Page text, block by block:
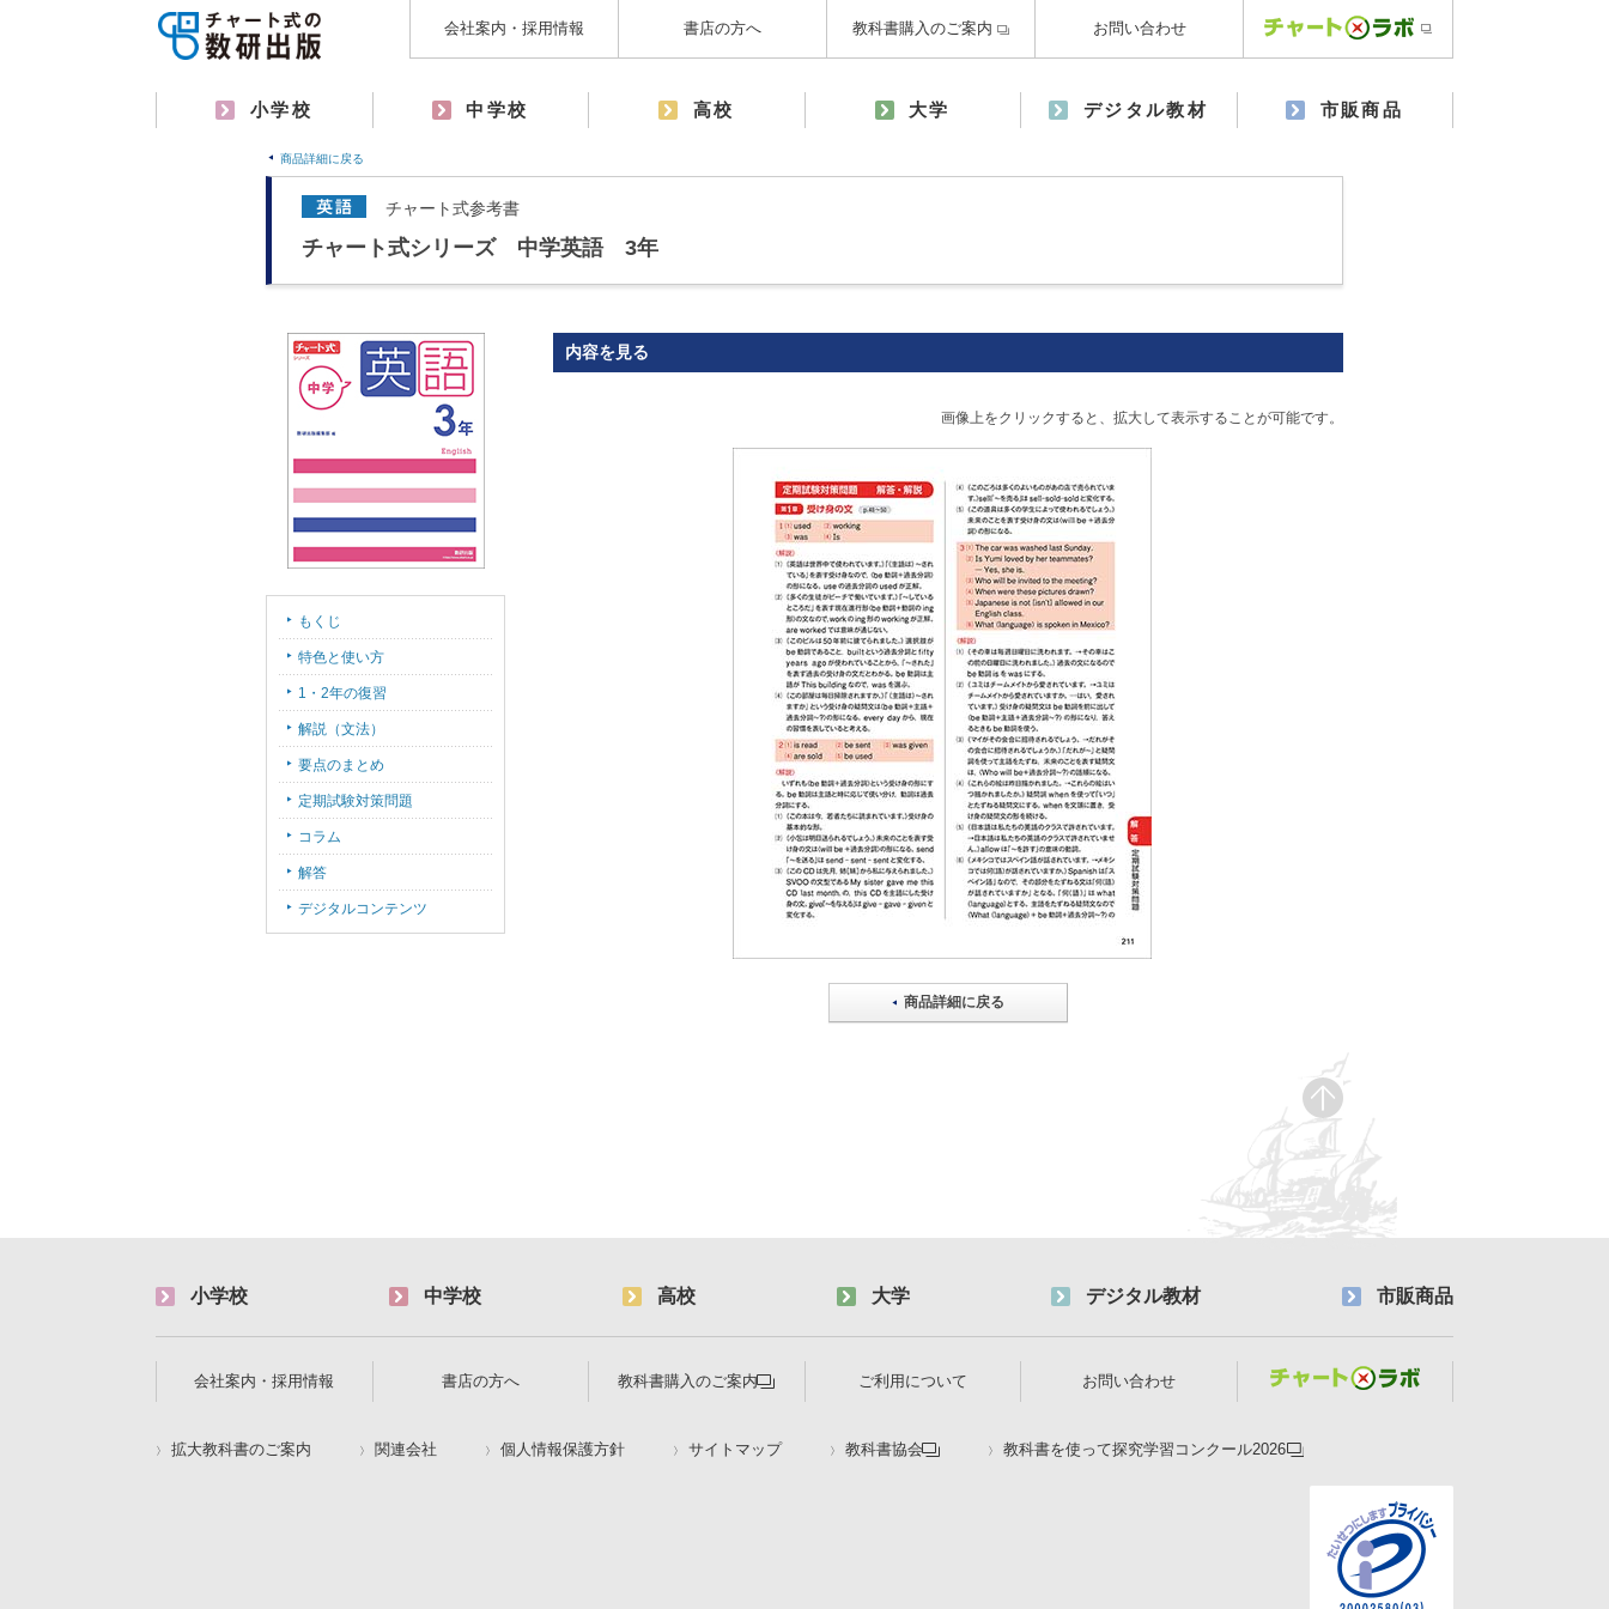
会社案内・採用情報 書店の方へ 教科書購入のご案内 お問い合わせ
小学校 中学校 高校 大学 デジタル教材 市販商品
商品詳細に戻る
チャート式参考書
チャート式シリーズ 中学英語 3年
内容を見る
画像上をクリックすると、拡大して表示することが可能です。
商品詳細に戻る
もくじ
特色と使い方
1・2年の復習
解説（文法）
要点のまとめ
定期試験対策問題
コラム
解答
デジタルコンテンツ
小学校 中学校 高校 大学 デジタル教材 市販商品
会社案内・採用情報 書店の方へ 教科書購入のご案内 ご利用について お問い合わせ
拡大教科書のご案内 関連会社 個人情報保護方針 サイトマップ 教科書協会 教科書を使って探究学習コンクール2026